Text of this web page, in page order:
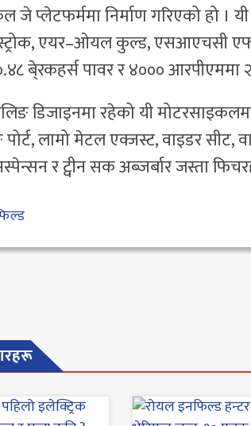
जे प्लेटफर्ममा निर्माण गरिएको हो ।
एयर–ओयल कुल्ड, एसआएचसी
बे्रकहर्स पावर र ४००० आरपीएममा
डिजाइनमा रहेको यी
पोर्ट, लामो मेटल एक्जस्ट, वाइडर सीट,
र ट्वीन सक अब्जर्बार जस्ता